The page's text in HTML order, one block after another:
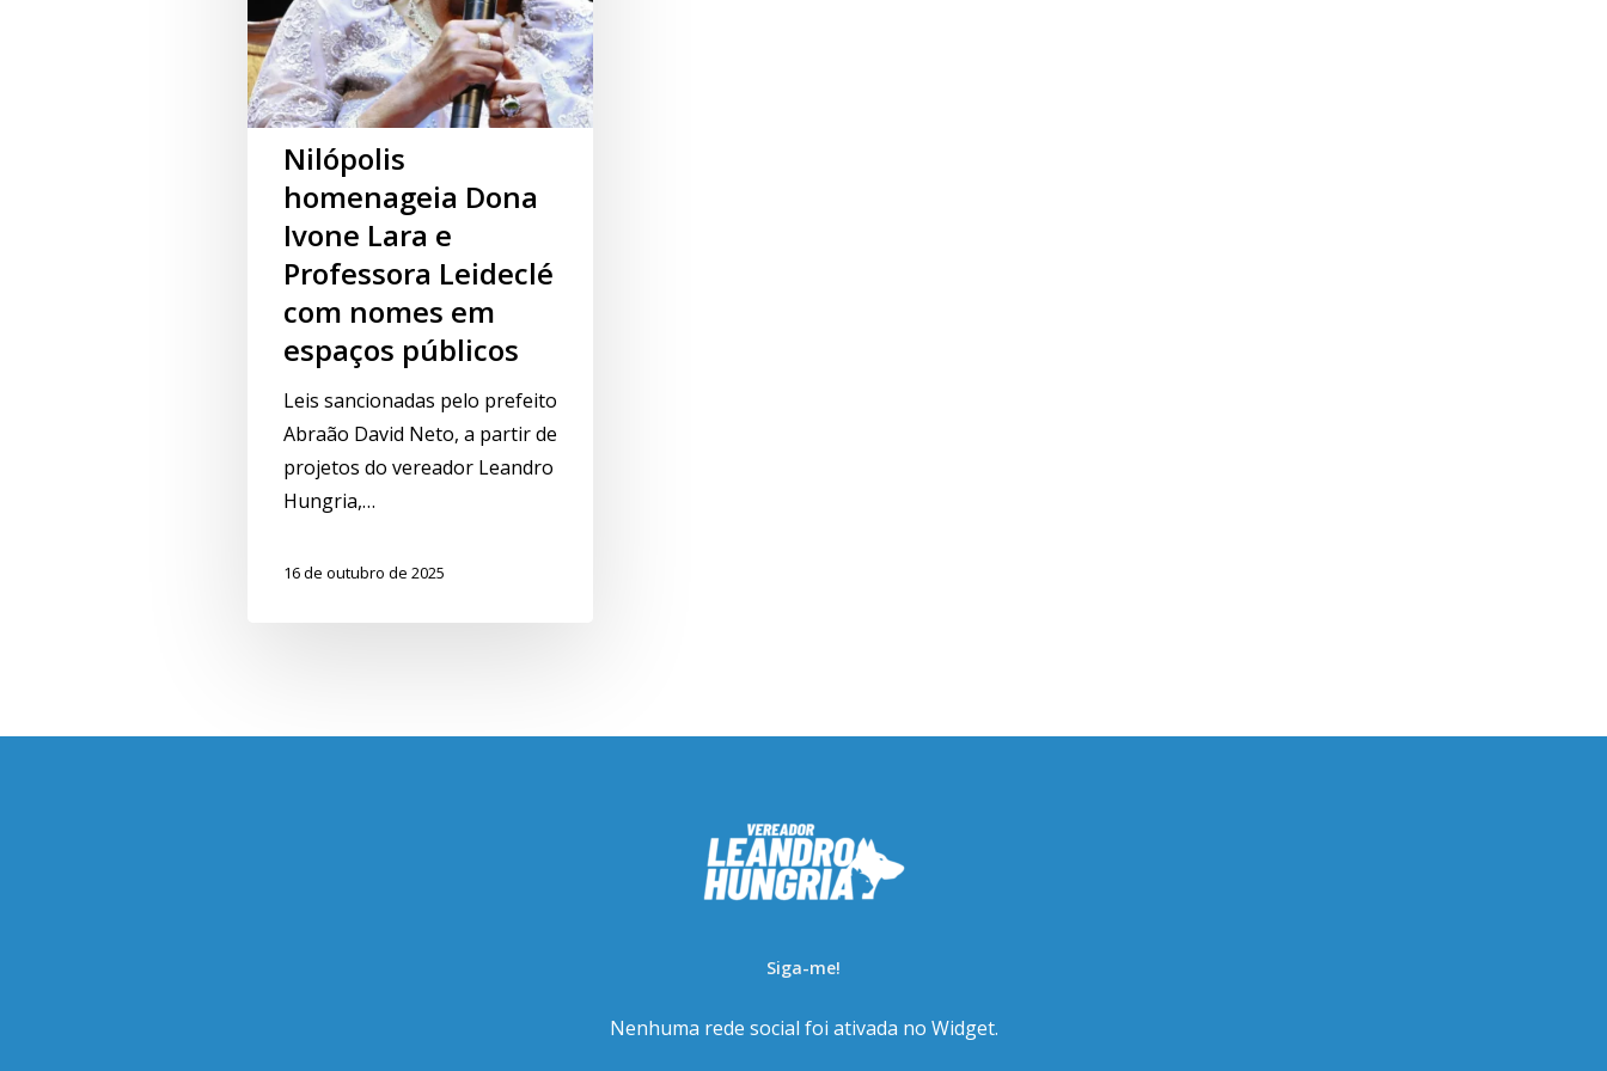
Nilópolis
homenageia Dona
Ivone Lara e
Professora Leideclé
com nomes em
espaços públicos
Leis sancionadas pelo prefeito
Abraão David Neto, a partir de
projetos do vereador Leandro
Hungria,…
16 de outubro de 2025
Siga-me!
Nenhuma rede social foi ativada no Widget.